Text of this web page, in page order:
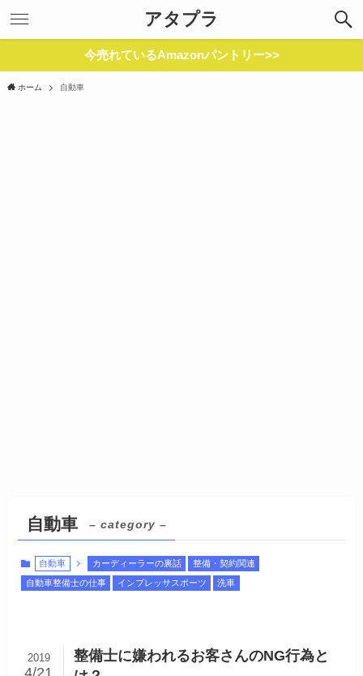
アタプラ
今売れているAmazonパントリー>>
ホーム 自動車
自動車 – category –
自動車 カーディーラーの裏話 整備・契約関連
自動車整備士の仕事 インプレッサスポーツ 洗車
整備士に嫌われるお客さんのNG行為と
2019
4/21